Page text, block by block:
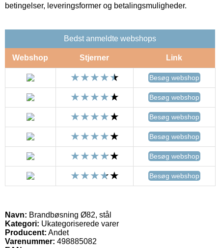
betingelser, leveringsformer og betalingsmuligheder.
Bedst anmeldte webshops
Webshop Stjerner Link
Besøg webshop
Besøg webshop
Besøg webshop
Besøg webshop
Besøg webshop
Besøg webshop
Navn: Brandbøsning Ø82, stål
Kategori: Ukategoriserede varer
Producent: Andet
Varenummer: 498885082